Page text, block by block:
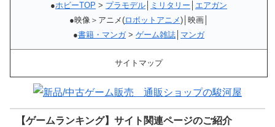
●ホビーTOP > プラモデル ミリタリー
エアガン
●映像＞アニメ(ロボットアニメ)│映画│
●書籍・マンガ> ゲーム雑誌 マンガ
サイトマップ
【ゲームランキング】サイト関連ページのご紹介